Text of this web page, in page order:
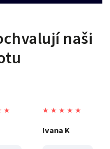
naši
★ ★ ★ ★ ★ ★
Ivana K